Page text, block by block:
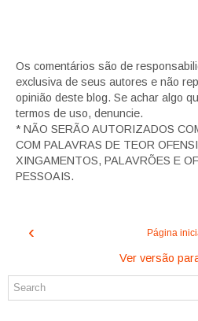
Os comentários são de
exclusiva de seus autores e não
opinião deste blog. Se achar algo
termos de uso, denuncie.
* NÃO SERÃO AUTORIZADOS
COM PALAVRAS DE TEOR
XINGAMENTOS, PALAVRÕES E
PESSOAIS.
‹ Página
Ver versão